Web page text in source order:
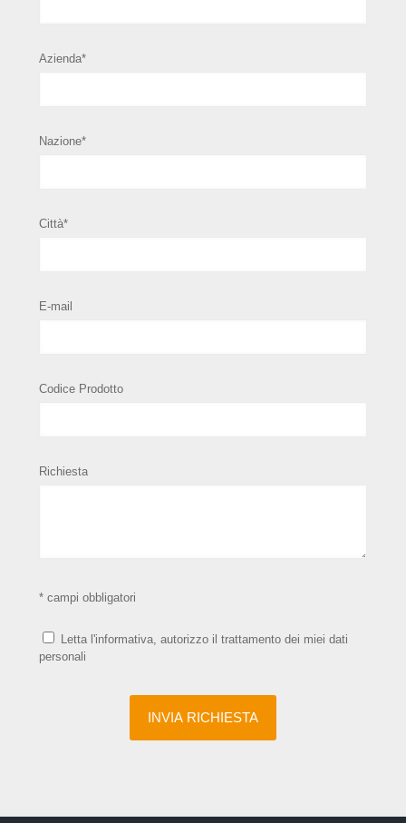
Azienda*
Nazione*
Città*
E-mail
Codice Prodotto
Richiesta
* campi obbligatori
Letta l'informativa, autorizzo il trattamento dei miei dati
personali